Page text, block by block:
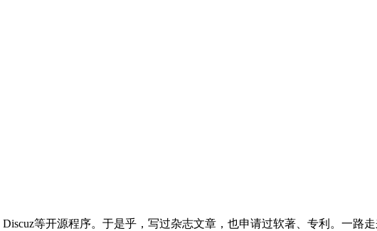
等开源程序。于是乎，写过杂志文章，也申请过软著、专利。一路